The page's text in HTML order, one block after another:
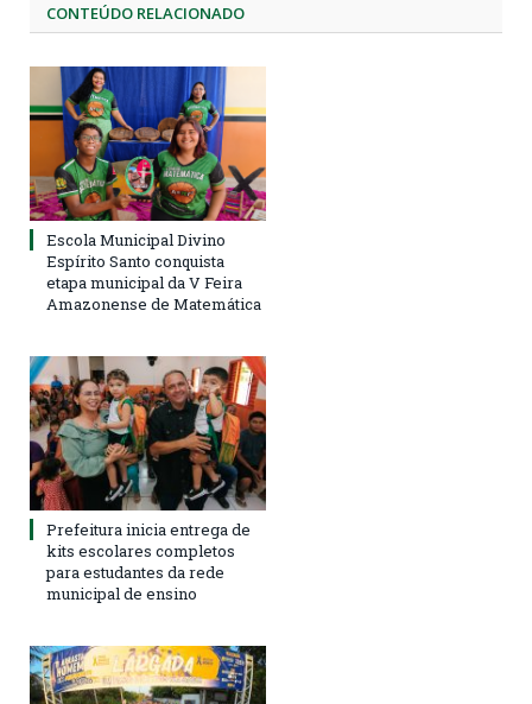
CONTEÚDO RELACIONADO
Escola Municipal Divino
Espírito Santo conquista
etapa municipal da V Feira
Amazonense de Matemática
Prefeitura inicia entrega de
kits escolares completos
para estudantes da rede
municipal de ensino